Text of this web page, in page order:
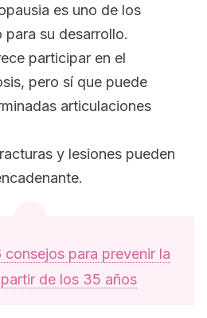
es uno de los
su desarrollo.
participar en el
pero sí que puede
articulaciones
y lesiones pueden
consejos para prevenir la
de los 35 años